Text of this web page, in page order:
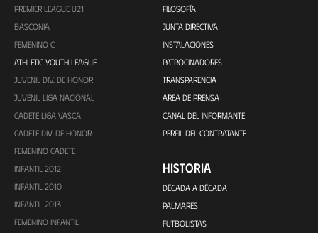
PREMIER LEAGUE U21
BASCONIA
FEMENINO C
ATHLETIC YOUTH LEAGUE
JUVENIL DIV. DE HONOR
JUVENIL LIGA NACIONAL
CADETE LIGA VASCA
CADETE DIV. DE HONOR
FEMENINO CADETE
INFANTIL 2012
INFANTIL 2010
INFANTIL 2013
FEMENINO INFANTIL
FILOSOFÍA
JUNTA DIRECTIVA
INSTALACIONES
PATROCINADORES
TRANSPARENCIA
ÁREA DE PRENSA
CANAL DEL INFORMANTE
PERFIL DEL CONTRATANTE
HISTORIA
DÉCADA A DÉCADA
PALMARÉS
FUTBOLISTAS